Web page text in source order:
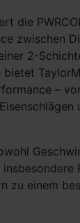
die
zwischen
2-
bietet
–
zu einem